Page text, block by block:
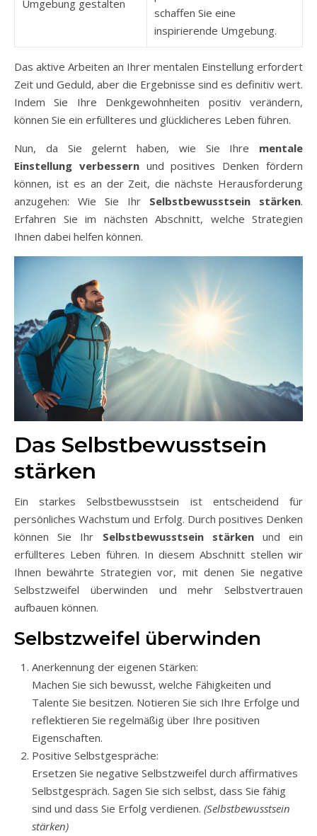
Umgebung gestalten
schaffen Sie eine
inspirierende Umgebung.
Das aktive Arbeiten an Ihrer mentalen Einstellung erfordert
Zeit und Geduld, aber die Ergebnisse sind es definitiv wert.
Indem Sie Ihre Denkgewohnheiten positiv verändern,
können Sie ein erfüllteres und glücklicheres Leben führen.
Nun, da Sie gelernt haben, wie Sie Ihre mentale
Einstellung verbessernund positives Denken fördern
können, ist es an der Zeit, die nächste Herausforderung
anzugehen: Wie Sie Ihr Selbstbewusstsein stärken.
Erfahren Sie im nächsten Abschnitt, welche Strategien
Ihnen dabei helfen können.
Das Selbstbewusstsein
stärken
Ein starkes Selbstbewusstsein ist entscheidend für
persönliches Wachstum und Erfolg. Durch positives Denken
können Sie Ihr Selbstbewusstsein stärkenund ein
erfüllteres Leben führen. In diesem Abschnitt stellen wir
Ihnen bewährte Strategien vor, mit denen Sie negative
Selbstzweifel überwinden und mehr Selbstvertrauen
aufbauen können.
Selbstzweifel überwinden
Anerkennung der eigenen Stärken:
Machen Sie sich bewusst, welche Fähigkeiten und
Talente Sie besitzen. Notieren Sie sich Ihre Erfolge und
reflektieren Sie regelmäßig über Ihre positiven
Eigenschaften.
Positive Selbstgespräche:
Ersetzen Sie negative Selbstzweifel durch affirmatives
Selbstgespräch. Sagen Sie sich selbst, dass Sie fähig
sind und dass Sie Erfolg verdienen. (Selbstbewusstsein
stärken)